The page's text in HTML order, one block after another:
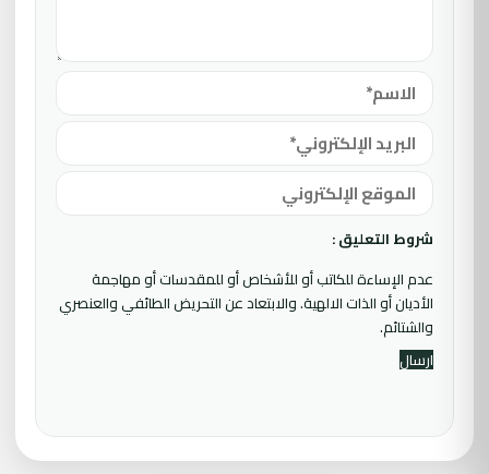
شروط التعليق :
عدم الإساءة للكاتب أو للأشخاص أو للمقدسات أو مهاجمة
الأديان أو الذات الالهية. والابتعاد عن التحريض الطائفي والعنصري
والشتائم.